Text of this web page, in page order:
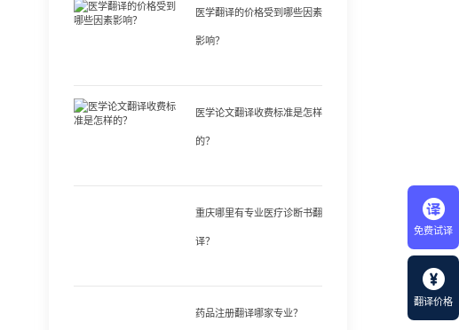
免费试译
翻译价格
医学翻译的价格受到哪些因素
影响？
医学论文翻译收费标准是怎样
的？
重庆哪里有专业医疗诊断书翻
译？
药品注册翻译哪家专业？